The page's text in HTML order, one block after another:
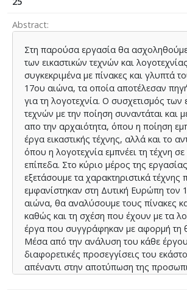
Abstract
Στη παρούσα εργασία θα
των εικαστικών τεχνών και
συγκεκριμένα με πίνακες και γλυπτά
17ου αιώνα, τα οποία αποτέλεσαν
για τη λογοτεχνία. Ο συσχετισμός των
τεχνών με την ποίηση συναντάται και
απο την αρχαιότητα, όπου η ποίηση
έργα εικαστικής τέχνης, αλλά και το
όπου η λογοτεχνία εμπνέει τη τέχνη
επίπεδα. Στο κύριο μέρος της
εξετάσουμε τα χαρακτηριστικά τέχνης
εμφανίστηκαν στη Δυτική Ευρώπη τον
αιώνα, θα αναλύσουμε τους πίνακες
καθώς και τη σχέση που έχουν με τα
έργα που συγγράφηκαν με αφορμή τη
Μέσα από την ανάλυση του κάθε
διαφορετικές προσεγγίσεις του
απέναντι στην αποτύπωση της